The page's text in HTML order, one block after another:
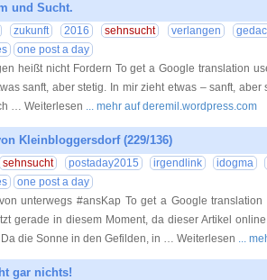
und Sucht.
zukunft 2016 sehnsucht verlangen
one post a day
heißt nicht Fordern To get a Google translation
sanft, aber stetig. In mir zieht etwas – sanft,
… Weiterlesen ... mehr auf deremil.wordpress.com
Kleinbloggersdorf (229/136)
sehnsucht postaday2015 irgendlink
idogma
one post a day
unterwegs #ansKap To get a Google
gerade in diesem Moment, da dieser Artikel
die Sonne in den Gefilden, in … Weiterlesen ...
gar nichts!